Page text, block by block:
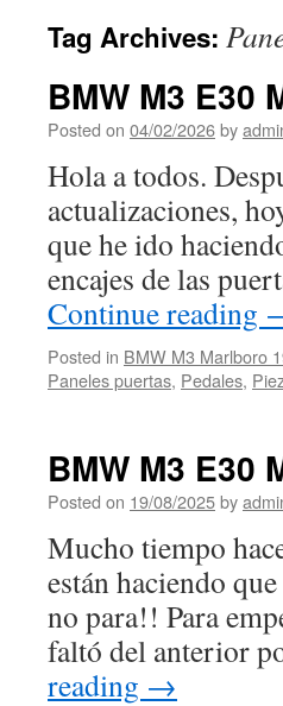
Tag Archives:
BMW M3 E30
Posted on 04/02/2026by
Hola a todos.
actualizaciones,
que he ido
encajes de las
Continue reading
Posted in BMW M3 Marlboro
Paneles puertas, Pedales,
BMW M3 E30
Posted on 19/08/2025by
Mucho tiempo
están haciendo
no para!! Para
faltó del anterior
reading →